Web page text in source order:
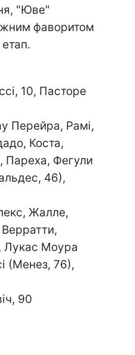
"Юве"
фаворитом
10, Пасторе
Перейра, Рамі,
Коста,
Пареха, Фегули
46),
Жалле,
Лукас Моура
(Менез, 76),
90